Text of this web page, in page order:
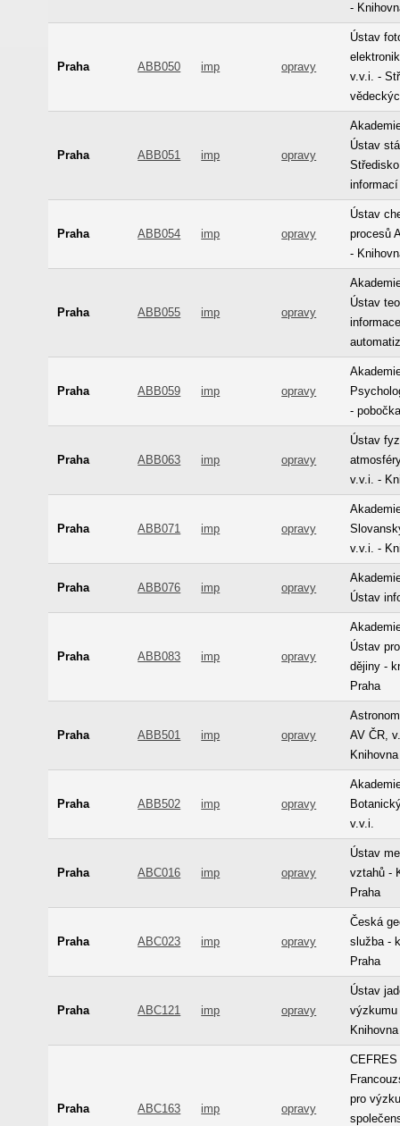
-
Praha ABB050 imp opravy
Ústav
v.v.i. -
Praha ABB051 imp opravy
Ústav
informací
Praha ABB054 imp opravy
Ústav
procesů
-
Praha ABB055 imp opravy
Ústav
Praha ABB059 imp opravy
-
Praha ABB063 imp opravy
Ústav
v.v.i. -
Praha ABB071 imp opravy
v.v.i. -
Praha ABB076 imp opravy
Ústav
Praha ABB083 imp opravy
Ústav
dějiny -
Praha
Praha ABB501 imp opravy
AV ČR,
Knihovna
Praha ABB502 imp opravy
v.v.i.
Praha ABC016 imp opravy
Ústav
vztahů -
Praha
Praha ABC023 imp opravy
Česká
služba -
Praha
Praha ABC121 imp opravy
Ústav
Knihovna
Praha ABC163 imp opravy
CEFRES
pro